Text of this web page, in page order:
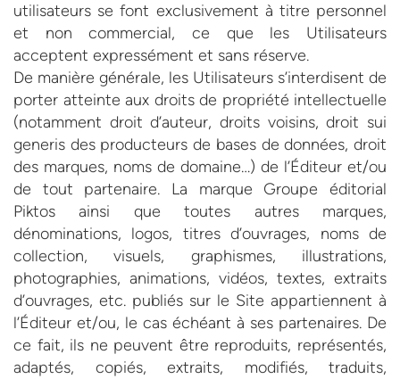
utilisateurs se font exclusivement à titre personnel
et non commercial, ce que les Utilisateurs
acceptent expressément et sans réserve.
De manière générale, les Utilisateurs s’interdisent de
porter atteinte aux droits de propriété intellectuelle
(notamment droit d’auteur, droits voisins, droit sui
generis des producteurs de bases de données, droit
des marques, noms de domaine…) de l’Éditeur et/ou
de tout partenaire. La marque Groupe éditorial
Piktos ainsi que toutes autres marques,
dénominations, logos, titres d’ouvrages, noms de
collection, visuels, graphismes, illustrations,
photographies, animations, vidéos, textes, extraits
d’ouvrages, etc. publiés sur le Site appartiennent à
l’Éditeur et/ou, le cas échéant à ses partenaires. De
ce fait, ils ne peuvent être reproduits, représentés,
adaptés, copiés, extraits, modifiés, traduits,